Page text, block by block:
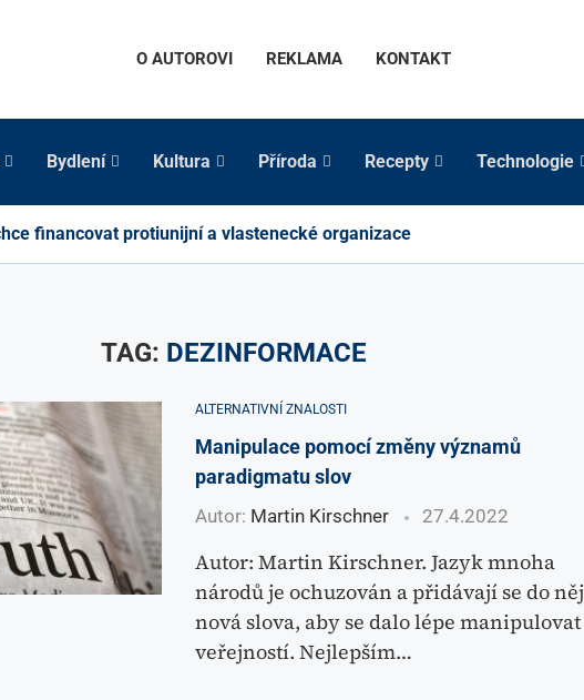
O AUTOROVI REKLAMA KONTAKT
Bydlení Kultura Příroda Recepty Technologie
financovat protiunijní a vlastenecké organizace
TAG: DEZINFORMACE
ALTERNATIVNÍ ZNALOSTI
Manipulace pomocí změny významů
paradigmatu slov
Autor: Martin Kirschner 27.4.2022
Autor: Martin Kirschner. Jazyk mnoha
národů je ochuzován a přidávají se do něj
nová slova, aby se dalo lépe manipulovat
veřejností. Nejlepším…